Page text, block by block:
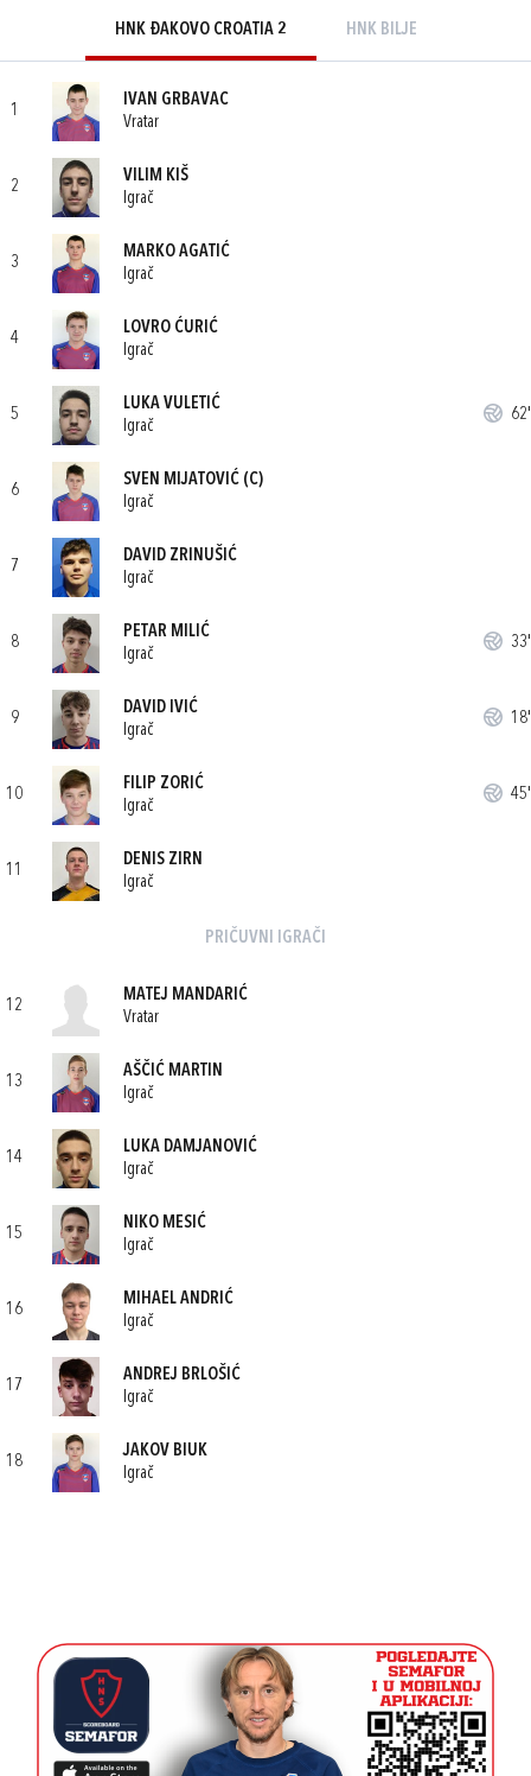
HNK ĐAKOVO CROATIA 2 HNK BILJE
1
IVAN GRBAVAC
Vratar
2
VILIM KIŠ
Igrač
3
MARKO AGATIĆ
Igrač
4
LOVRO ĆURIĆ
Igrač
5
LUKA VULETIĆ
Igrač
62'
6
SVEN MIJATOVIĆ (C)
Igrač
7
DAVID ZRINUŠIĆ
Igrač
8
PETAR MILIĆ
Igrač
33'
9
DAVID IVIĆ
Igrač
18'
10
FILIP ZORIĆ
Igrač
45'
11
DENIS ZIRN
Igrač
PRIČUVNI IGRAČI
12
MATEJ MANDARIĆ
Vratar
13
AŠČIĆ MARTIN
Igrač
14
LUKA DAMJANOVIĆ
Igrač
15
NIKO MESIĆ
Igrač
16
MIHAEL ANDRIĆ
Igrač
17
ANDREJ BRLOŠIĆ
Igrač
18
JAKOV BIUK
Igrač